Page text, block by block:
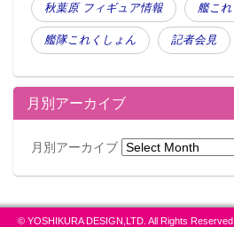
秋葉原 フィギュア情報 艦これ
艦隊これくしょん 記者会見
月別アーカイブ
月別アーカイブ
© YOSHIKURA DESIGN,LTD. All Rights Reserved.